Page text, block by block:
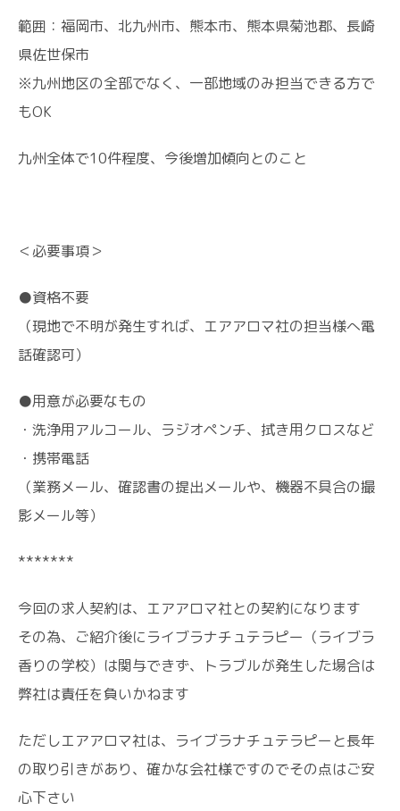
範囲：福岡市、北九州市、熊本市、熊本県菊池郡、長崎
県佐世保市
※九州地区の全部でなく、一部地域のみ担当できる方で
もOK
九州全体で10件程度、今後増加傾向とのこと
＜必要事項＞
●資格不要
（現地で不明が発生すれば、エアアロマ社の担当様へ電
話確認可）
●用意が必要なもの
・洗浄用アルコール、ラジオペンチ、拭き用クロスなど
・携帯電話
（業務メール、確認書の提出メールや、機器不具合の撮
影メール等）
*******
今回の求人契約は、エアアロマ社との契約になります
その為、ご紹介後にライブラナチュテラピー（ライブラ
香りの学校）は関与できず、トラブルが発生した場合は
弊社は責任を負いかねます
ただしエアアロマ社は、ライブラナチュテラピーと長年
の取り引きがあり、確かな会社様ですのでその点はご安
心下さい